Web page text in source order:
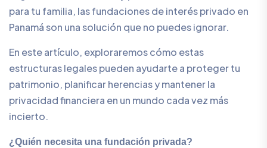
para tu familia, las fundaciones de interés privado en
Panamá son una solución que no puedes ignorar.
En este artículo, exploraremos cómo estas
estructuras legales pueden ayudarte a proteger tu
patrimonio, planificar herencias y mantener la
privacidad financiera en un mundo cada vez más
incierto.
¿Quién necesita una fundación privada?